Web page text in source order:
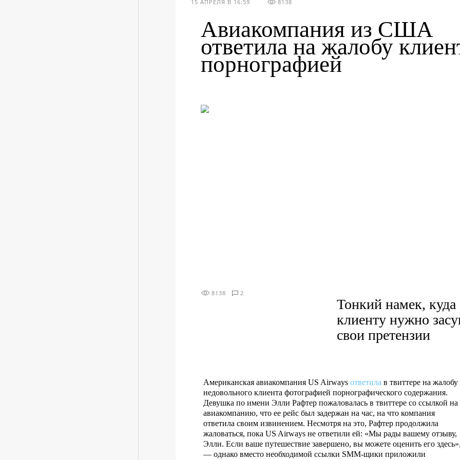
15 АПРЕЛЯ В 16:59 8138
Авиакомпания из США
ответила на жалобу
порнографией
8138 2
Тонкий намек, куда
клиенту нужно
свои претензии
Американская авиакомпания US Airways ответила в твиттере на жалобу
недовольного клиента фотографией порнографического содержания.
Девушка по имени Элли Рафтер пожаловалась в твиттере со ссылкой на
авиакомпанию, что ее рейс был задержан на час, на что компания
ответила своим извинением. Несмотря на это, Рафтер продолжила
жаловаться, пока US Airways не ответили ей: «Мы рады вашему отзыву,
Элли. Если ваше путешествие завершено, вы можете оценить его
— однако вместо необходимой ссылки SMM-щики приложили